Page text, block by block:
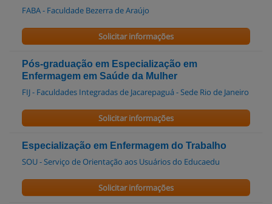
FABA - Faculdade Bezerra de Araújo
Solicitar informações
Pós-graduação em Especialização em
Enfermagem em Saúde da Mulher
FIJ - Faculdades Integradas de Jacarepaguá - Sede Rio de Janeiro
Solicitar informações
Especialização em Enfermagem do Trabalho
SOU - Serviço de Orientação aos Usuários do Educaedu
Solicitar informações